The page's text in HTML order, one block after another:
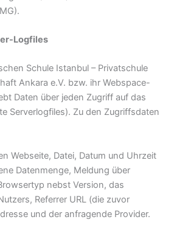
Logfiles
Schule Istanbul – Privatschule
Ankara e.V. bzw. ihr Webspace-
Daten über jeden Zugriff auf das
Serverlogfiles). Zu den Zugriffsdaten
Webseite, Datei, Datum und Uhrzeit
Datenmenge, Meldung über
nebst Version, das
Referrer URL (die zuvor
und der anfragende Provider.